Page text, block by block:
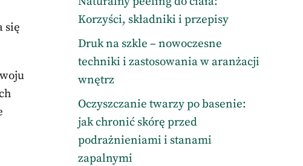
się
Korzyści, składniki i przepisy
Druk na szkle – nowoczesne
techniki i zastosowania w aranżacji
wnętrz
Oczyszczanie twarzy po basenie:
jak chronić skórę przed
podrażnieniami i stanami
zapalnymi